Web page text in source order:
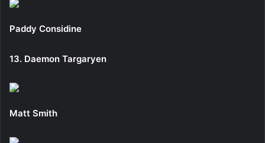
Paddy Considine
13. Daemon Targaryen
Matt Smith